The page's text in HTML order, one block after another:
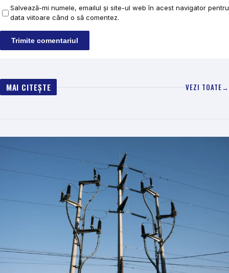
Salvează-mi numele, emailul și site-ul web în acest navigator pentru
data viitoare când o să comentez.
MAI CITEȘTE VEZI TOATE→